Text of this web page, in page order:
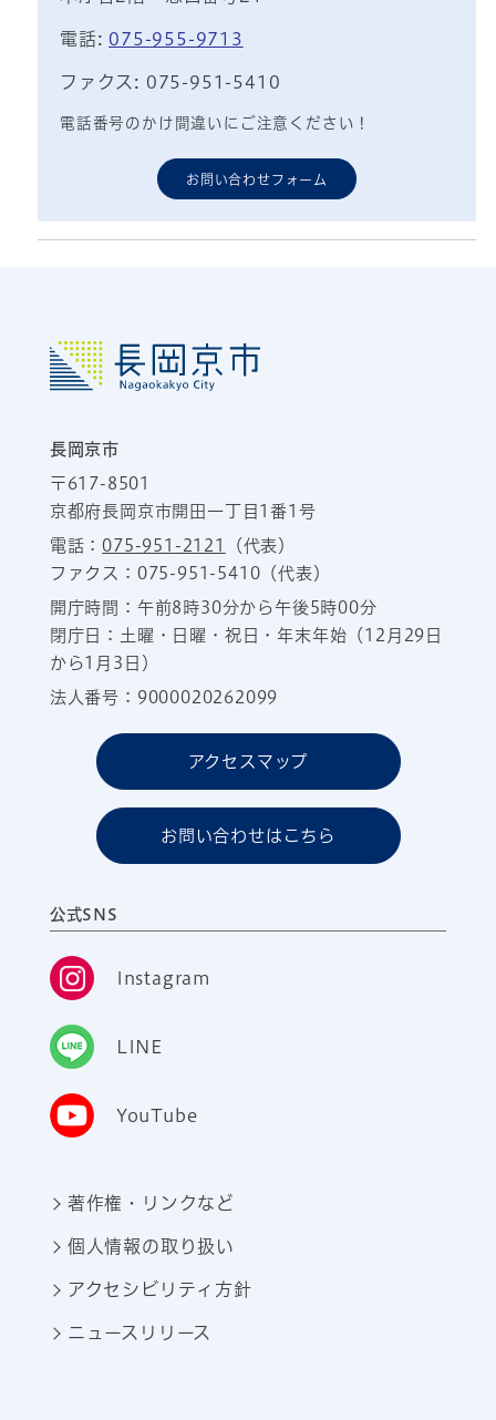
電話: 075-955-9713
ファクス: 075-951-5410
電話番号のかけ間違いにご注意ください！
お問い合わせフォーム
長岡京市
〒617-8501
京都府長岡京市開田一丁目1番1号
電話：075-951-2121
（代表）
ファクス：075-951-5410（代表）
開庁時間：午前8時30分から午後5時00分
閉庁日：土曜・日曜・祝日・年末年始（12月29日
から1月3日）
法人番号：9000020262099
アクセスマップ
お問い合わせはこちら
公式SNS
Instagram
LINE
YouTube
著作権・リンクなど
個人情報の取り扱い
アクセシビリティ方針
ニュースリリース